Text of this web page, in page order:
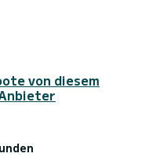
von diesem